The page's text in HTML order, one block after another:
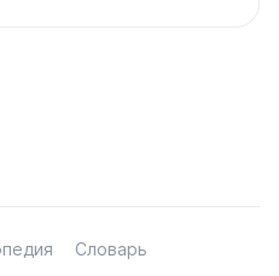
Словарь